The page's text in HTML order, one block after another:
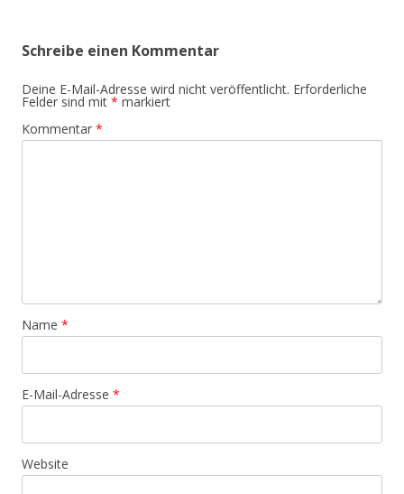
Schreibe einen Kommentar
Deine E-Mail-Adresse wird nicht veröffentlicht. Erforderliche
Felder sind mit * markiert
Kommentar *
Name *
E-Mail-Adresse *
Website